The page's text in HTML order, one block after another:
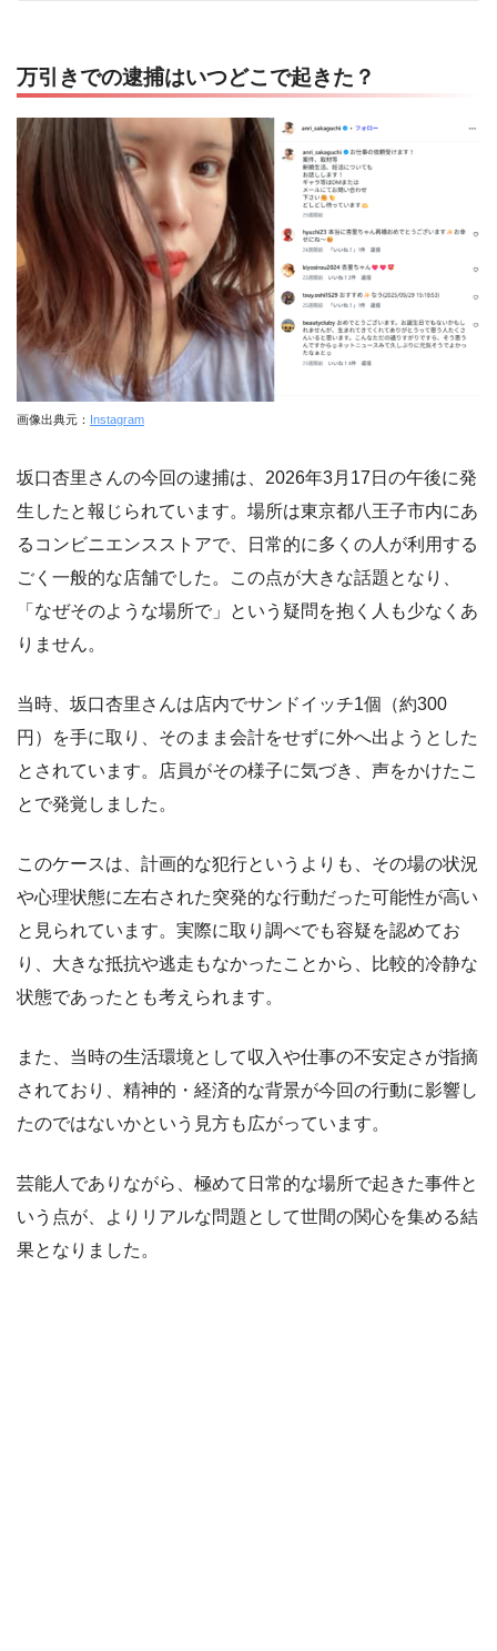
万引きでの逮捕はいつどこで起きた？
画像出典元： Instagram
坂口杏里さんの今回の逮捕は、2026年3月17日の午後に発
生したと報じられています。場所は東京都八王子市内にあ
るコンビニエンスストアで、日常的に多くの人が利用する
ごく一般的な店舗でした。この点が大きな話題となり、
「なぜそのような場所で」という疑問を抱く人も少なくあ
りません。
当時、坂口杏里さんは店内でサンドイッチ1個（約300
円）を手に取り、そのまま会計をせずに外へ出ようとした
とされています。店員がその様子に気づき、声をかけたこ
とで発覚しました。
このケースは、計画的な犯行というよりも、その場の状況
や心理状態に左右された突発的な行動だった可能性が高い
と見られています。実際に取り調べでも容疑を認めてお
り、大きな抵抗や逃走もなかったことから、比較的冷静な
状態であったとも考えられます。
また、当時の生活環境として収入や仕事の不安定さが指摘
されており、精神的・経済的な背景が今回の行動に影響し
たのではないかという見方も広がっています。
芸能人でありながら、極めて日常的な場所で起きた事件と
いう点が、よりリアルな問題として世間の関心を集める結
果となりました。